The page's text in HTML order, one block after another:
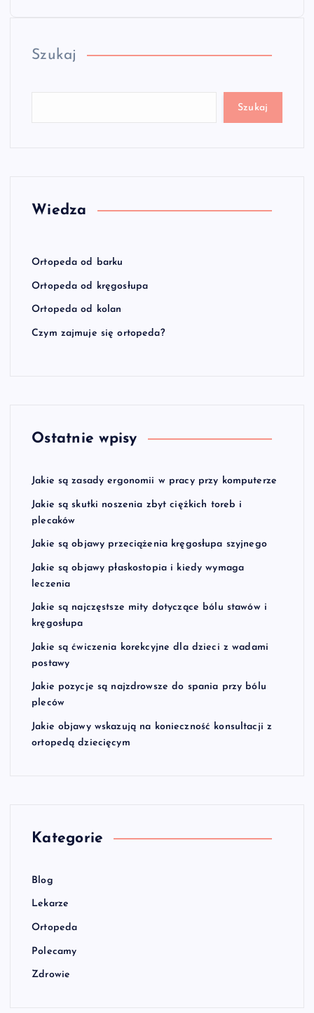
Szukaj
Szukaj
Wiedza
Ortopeda od barku
Ortopeda od kręgosłupa
Ortopeda od kolan
Czym zajmuje się ortopeda?
Ostatnie wpisy
Jakie są zasady ergonomii w pracy przy komputerze
Jakie są skutki noszenia zbyt ciężkich toreb i
plecaków
Jakie są objawy przeciążenia kręgosłupa szyjnego
Jakie są objawy płaskostopia i kiedy wymaga
leczenia
Jakie są najczęstsze mity dotyczące bólu stawów i
kręgosłupa
Jakie są ćwiczenia korekcyjne dla dzieci z wadami
postawy
Jakie pozycje są najzdrowsze do spania przy bólu
pleców
Jakie objawy wskazują na konieczność konsultacji z
ortopedą dziecięcym
Kategorie
Blog
Lekarze
Ortopeda
Polecamy
Zdrowie